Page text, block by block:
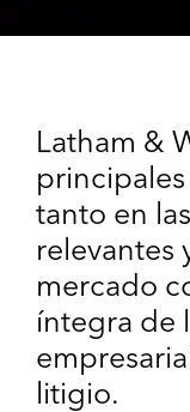
Latham &
tanto en
relevantes
mercado
íntegra de
litigio.